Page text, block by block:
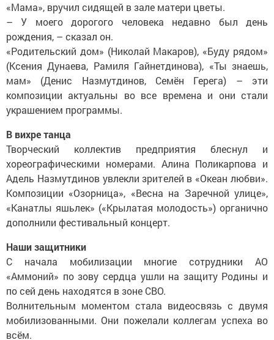
«Мама», вручил сидящей в зале матери цветы.
– У моего дорогого человека недавно был день
рождения, – сказал он.
«Родительский дом» (Николай Макаров), «Буду рядом»
(Ксения Дунаева, Рамиля Гайнетдинова), «Ты знаешь,
мам» (Денис Назмутдинов, Семён Герега) – эти
композиции актуальны во все времена и они стали
украшением программы.
В вихре танца
Творческий коллектив предприятия блеснул и
хореографическими номерами. Алина Поликарпова и
Адель Назмутдинов увлекли зрителей в «Океан любви».
Композиции «Озорница», «Весна на Заречной улице»,
«Канатлы яшьлек» («Крылатая молодость») органично
дополнили фестивальный концерт.
Наши защитники
С начала мобилизации многие сотрудники АО
«Аммоний» по зову сердца ушли на защиту Родины и
по сей день находятся в зоне СВО.
Волнительным моментом стала видеосвязь с двумя
мобилизованными. Они пожелали коллегам успеха во
всём.